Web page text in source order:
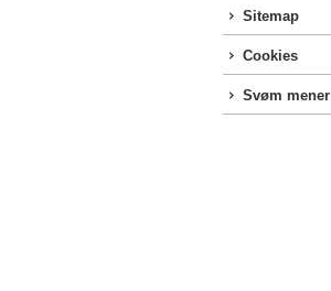
Sitemap
Cookies
Svøm mener